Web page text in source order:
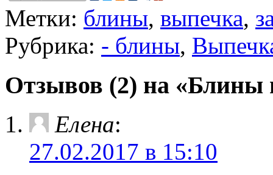
Метки: блины, выпечка,
Рубрика: - блины,
Отзывов (2) на «Блины
Елена:
27.02.2017 в 15:10